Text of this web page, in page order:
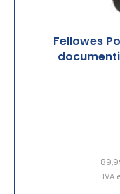
Fellowes
IVA